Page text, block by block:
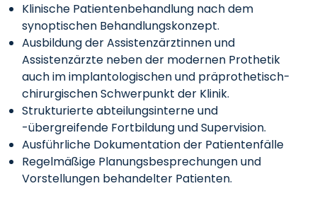
Klinische Patientenbehandlung nach dem
synoptischen Behandlungskonzept.
Ausbildung der Assistenzärztinnen und
Assistenzärzte neben der modernen Prothetik
auch im implantologischen und präprothetisch-
chirurgischen Schwerpunkt der Klinik.
Strukturierte abteilungsinterne und
-übergreifende Fortbildung und Supervision.
Ausführliche Dokumentation der Patientenfälle
Regelmäßige Planungsbesprechungen und
Vorstellungen behandelter Patienten.